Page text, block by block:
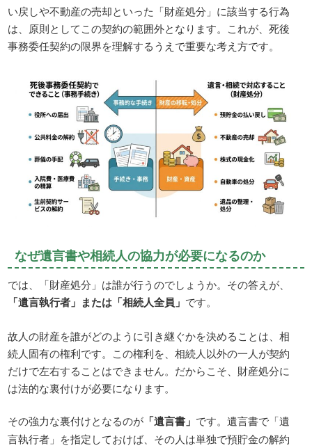
い戻しや不動産の売却といった「財産処分」に該当する行為
は、原則としてこの契約の範囲外となります。これが、死後
事務委任契約の限界を理解するうえで重要な考え方です。
なぜ遺言書や相続人の協力が必要になるのか
では、「財産処分」は誰が行うのでしょうか。その答えが、
「遺言執行者」または「相続人全員」 です。
故人の財産を誰がどのように引き継ぐかを決めることは、相
続人固有の権利です。この権利を、相続人以外の一人が契約
だけで左右することはできません。だからこそ、財産処分に
は法的な裏付けが必要になります。
その強力な裏付けとなるのが 「遺言書」 です。遺言書で「遺
言執行者」を指定しておけば、その人は単独で預貯金の解約